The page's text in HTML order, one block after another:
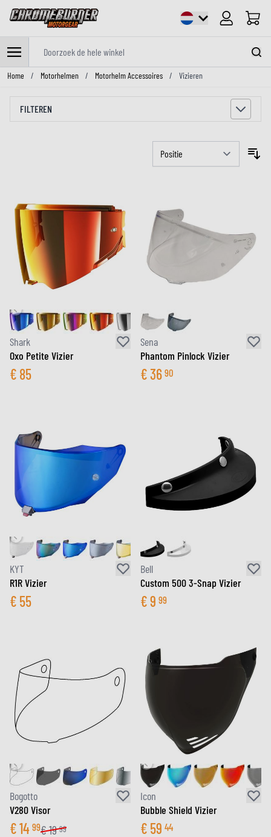
Cart
Ga naar de inhoud
Home / Motorhelmen / Motorhelm Accessoires / Vizieren
FILTEREN
Shark
Oxo Petite Vizier
€ 85
Sena
Phantom Pinlock Vizier
€36 90
KYT
R1R Vizier
€ 55
Bell
Custom 500 3-Snap Vizier
€9 99
Bogotto
V280 Visor
€14 99€19 99
Icon
Bubble Shield Vizier
€ 59 44